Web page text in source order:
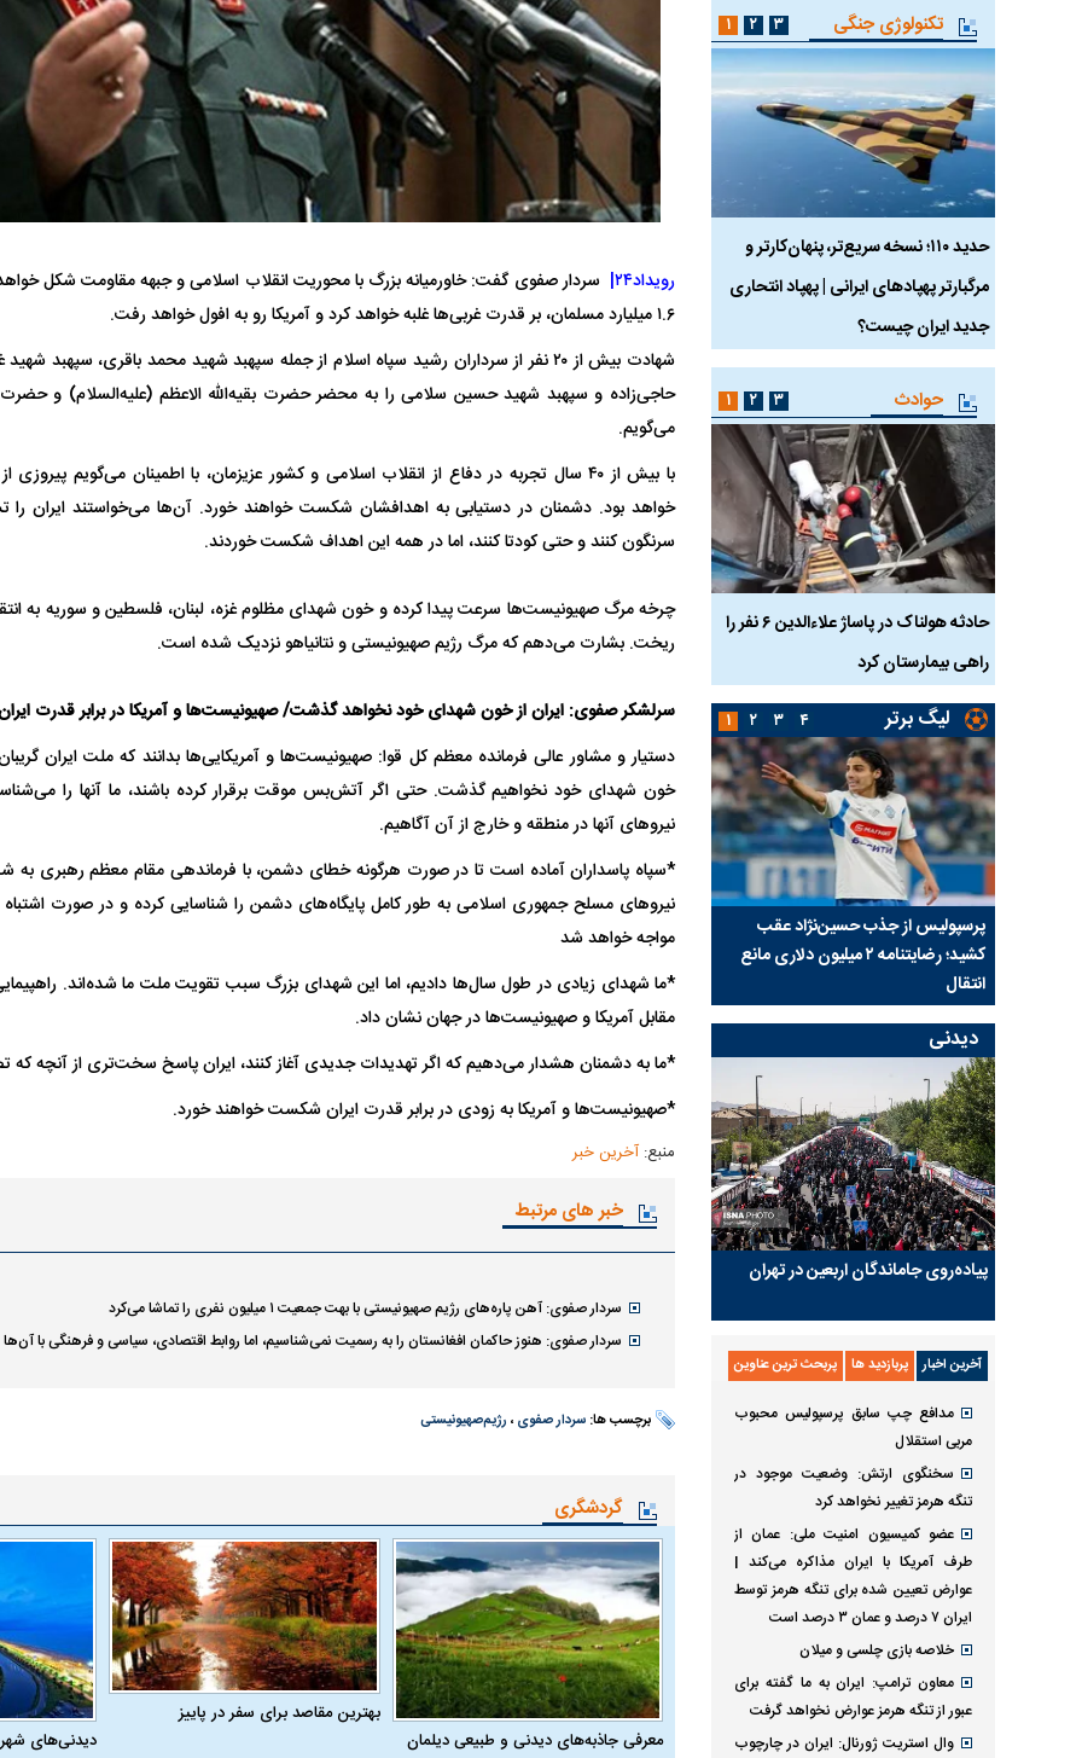
رویداد۲۴|
سردار صفوی گفت: خاورمیانه بزرگ با محوریت انقلاب اسلامی و جبهه مقاومت شکل
۱.۶ میلیارد مسلمان، بر قدرت غربی‌ها غلبه خواهد کرد و آمریکا رو به افول خواهد رفت.
شهادت بیش از ۲۰ نفر از سرداران رشید سپاه اسلام از جمله سپهبد شهید محمد باقری، سپهبد
حاجی‌زاده و سپهبد شهید حسین سلامی را به محضر حضرت بقیه‌الله الاعظم (علیه‌السلام) و
می‌گویم.
با بیش از ۴۰ سال تجربه در دفاع از انقلاب اسلامی و کشور عزیزمان، با اطمینان می‌گویم
خواهد بود. دشمنان در دستیابی به اهدافشان شکست خواهند خورد. آن‌ها می‌خواستند ایران را
سرنگون کنند و حتی کودتا کنند، اما در همه این اهداف شکست خوردند.
چرخه مرگ صهیونیست‌ها سرعت پیدا کرده و خون شهدای مظلوم غزه، لبنان، فلسطین و سوریه به
ریخت. بشارت می‌دهم که مرگ رژیم صهیونیستی و نتانیاهو نزدیک شده است.
سرلشکر صفوی: ایران از خون شهدای خود نخواهد گذشت/ صهیونیست‌ها و آمریکا در برابر قدرت
دستیار و مشاور عالی فرمانده معظم کل قوا: صهیونیست‌ها و آمریکایی‌ها بدانند که ملت ایران گریبان
خون شهدای خود نخواهیم گذشت. حتی اگر آتش‌بس موقت برقرار کرده باشند، ما آنها را
نیروهای آنها در منطقه و خارج از آن آگاهیم.
*سپاه پاسداران آماده است تا در صورت هرگونه خطای دشمن، با فرماندهی مقام معظم رهبری
نیروهای مسلح جمهوری اسلامی به طور کامل پایگاه‌های دشمن را شناسایی کرده و در صورت اشتباه
مواجه خواهد شد
*ما شهدای زیادی در طول سال‌ها دادیم، اما این شهدای بزرگ سبب تقویت ملت ما شده‌اند.
مقابل آمریکا و صهیونیست‌ها در جهان نشان داد.
*ما به دشمنان هشدار می‌دهیم که اگر تهدیدات جدیدی آغاز کنند، ایران پاسخ سخت‌تری از آنچه که
*صهیونیست‌ها و آمریکا به زودی در برابر قدرت ایران شکست خواهند خورد.
منبع: آخرین خبر
خبر های مرتبط
سردار صفوی: آهن پاره‌های رژیم صهیونیستی با بهت جمعیت ۱ میلیون نفری را تماشا می‌کرد
سردار صفوی: هنوز حاکمان افغانستان را به رسمیت نمی‌شناسیم، اما روابط اقتصادی، سیاسی و فرهنگی با آن‌ها
برچسب ها: سردار صفوی ، رژیم‌صهیونیستی
گردشگری
معرفی جاذبه‌های دیدنی و طبیعی دیلمان
بهترین مقاصد برای سفر در پاییز
دیدنی‌های
تکنولوژی جنگی
حدید ۱۱۰؛ نسخه سریع‌تر، پنهان‌کارتر و
مرگبارتر پهپادهای ایرانی | پهپاد انتحاری
جدید ایران چیست؟
چیست؟
مرگبارتر
جدید ایران
۱ ۲ ۳
حوادث
حادثه هولناک در پاساژ علاءالدین ۶ نفر را
راهی بیمارستان کرد
ردپای سیاست در یک جنایت مرموز؛
ماجرای قتل مداح معروف چیست؟
جراحان قلابی در شمال تهران بازداشت
شدند؛ از تزریق فیلر تا جراحی پلک
۱ ۲ ۳
لیگ برتر
پرسپولیس از جذب حسین‌نژاد عقب
کشید؛ رضایتنامه ۲ میلیون دلاری مانع
انتقال
بازی‌های لیگ برتر فوتبال با تماشاگر
برگزار می‌شود
۱ ۲ ۳ ۴
دیدنی
پیاده‌روی جاماندگان اربعین در تهران
آخرین اخبار پربازدید ها پربحث ترین عناوین
مدافع چپ سابق پرسپولیس محبوب
مربی استقلال
سخنگوی ارتش: وضعیت موجود در
تنگه هرمز تغییر نخواهد کرد
عضو کمیسیون امنیت ملی: عمان از
طرف آمریکا با ایران مذاکره می‌کند‌ |
عوارض تعیین شده برای تنگه هرمز توسط
ایران ۷ درصد و عمان ۳ درصد است
خلاصه بازی چلسی و میلان
معاون ترامپ: ایران به ما گفته برای
عبور از تنگه هرمز عوارض نخواهد گرفت
وال استریت ژورنال: ایران در چارچوب